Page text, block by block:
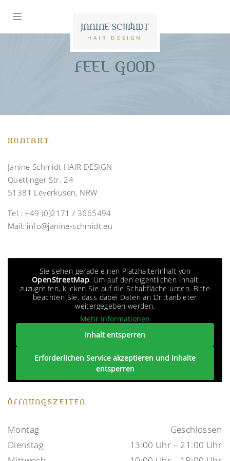
JANINE SCHMIDT
HAIR DESIGN
FEEL GOOD
KONTAKT
Janine Schmidt HAIR DESIGN
Quettinger Str. 24
51381 Leverkusen, NRW
Tel.:+49 (0)2171 / 3665494
Mail: info@janine-schmidt.eu
Sie sehen gerade einen Platzhalterinhalt von
OpenStreetMap. Um auf den eigentlichen Inhalt
zuzugreifen, klicken Sie auf die Schaltfläche unten. Bitte
beachten Sie, dass dabei Daten an Drittanbieter
weitergegeben werden.
Mehr Informationen
Inhalt entsperren
Erforderlichen Service akzeptieren und Inhalte
entsperren
ÖFFNUNGSZEITEN
Montag
Geschlossen
Dienstag
13:00 Uhr – 21:00 Uhr